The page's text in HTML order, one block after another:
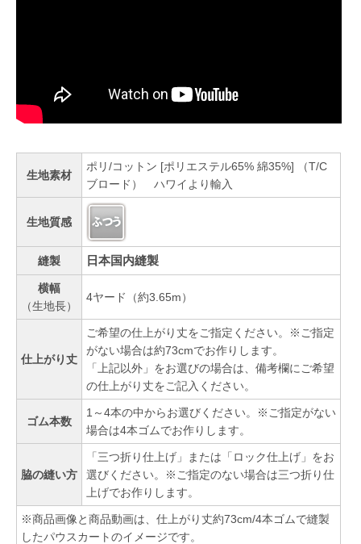
生地素材
ポリ/コットン [ポリエステル65% 綿35%] （T/C
ブロード） ハワイより輸入
生地質感
縫製 日本国内縫製
横幅
（生地長）
4ヤード（約3.65m）
仕上がり丈
ご希望の仕上がり丈をご指定ください。※ご指定
がない場合は約73cmでお作りします。
「上記以外」をお選びの場合は、備考欄にご希望
の仕上がり丈をご記入ください。
ゴム本数
1～4本の中からお選びください。※ご指定がない
場合は4本ゴムでお作りします。
脇の縫い方
「三つ折り仕上げ」または「ロック仕上げ」をお
選びください。※ご指定のない場合は三つ折り仕
上げでお作りします。
※商品画像と商品動画は、仕上がり丈約73cm/4本ゴムで縫製
したパウスカートのイメージです。